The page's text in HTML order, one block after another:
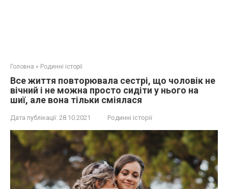
Головна » Родинні історії
Все життя повторювала сестрі, що чоловік не
вічний і не можна просто сидіти у нього на
шиї, але вона тільки сміялася
Дата публікації: 28.10.2021 Родинні історії